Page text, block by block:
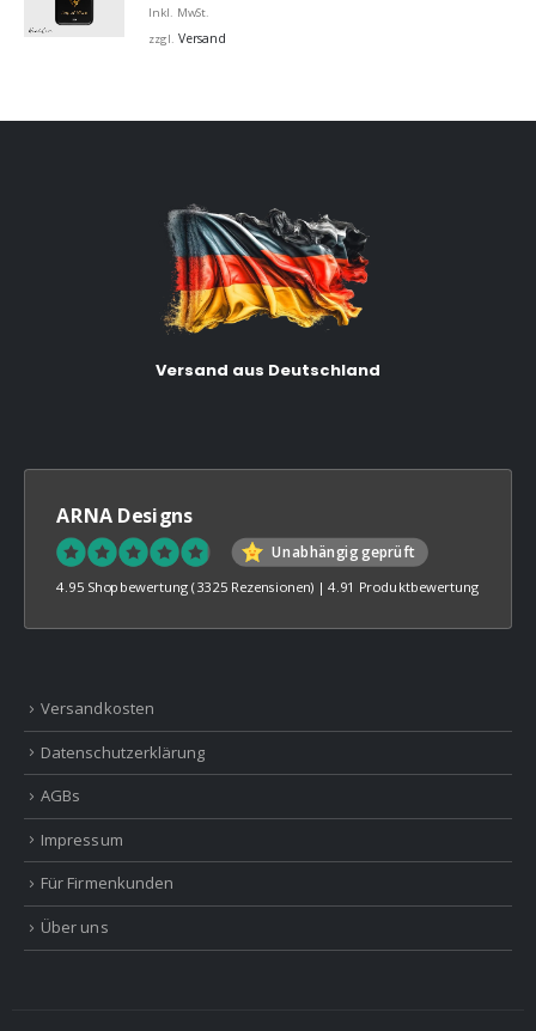
Inkl. MwSt.
zzgl. Versand
Versand aus Deutschland
ARNA Designs
Unabhängig geprüft
4.95 Shopbewertung (3325 Rezensionen) |4.91 Produktbewertung
Versandkosten
Datenschutzerklärung
AGBs
Impressum
Für Firmenkunden
Über uns